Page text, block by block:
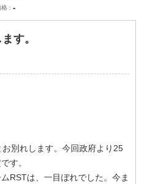
格 -
す。
別れします。今回政府より25
す。
RSTは、一目ぼれでした。今ま